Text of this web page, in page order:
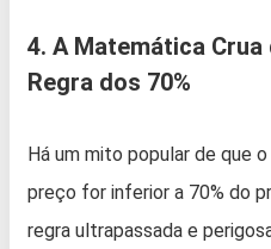
4. A Matemática Crua
Regra dos 70%
Há um mito popular de que
preço for inferior a 70% do
regra ultrapassada e